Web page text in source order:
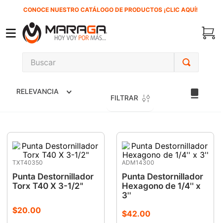
CONOCE NUESTRO CATÁLOGO DE PRODUCTOS ¡CLIC AQUÍ!
Buscar
RELEVANCIA
FILTRAR
TXT40350
Punta Destornillador
Torx T40 X 3-1/2"
$20.00
ADM14300
Punta Destornillador
Hexagono de 1/4'' x
3''
$42.00
carbones
3.
interruptor
sierra cinta
lenox
esmeriladora
sierra sable
ke500